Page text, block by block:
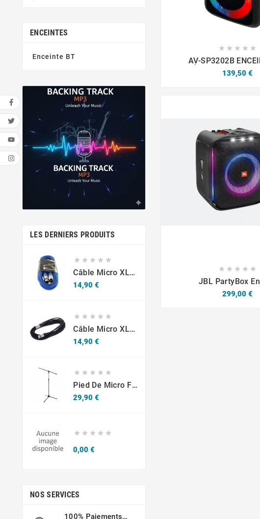
ENCEINTES
Enceinte BT
LES DERNIERS PRODUITS
    
Câble Micro XLR M/F 6m Bleu The Sssnake SM6BL
14,90 €
    
Câble Micro XLR M/F 6m Noir The Sssnake SM6BK
14,90 €
    
Pied De Micro Fun Generation
29,90 €
    
0,00 €
NOS SERVICES
100% Paiements
 
    
AV-SP3202B
ÉCLAIRAGE LED
Prix
139,50 €
 
    
JBL PartyBox
Prix
299,00 €